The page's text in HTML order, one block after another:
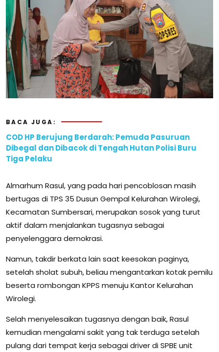
BACA JUGA:
COD HP Berujung Berdarah: Pemuda Pasuruan
Dibegal dan Dibacok di Tengah Hutan Polisi Buru
Tiga Pelaku
Almarhum Rasul, yang pada hari pencoblosan masih
bertugas di TPS 35 Dusun Gempal Kelurahan Wirolegi,
Kecamatan Sumbersari, merupakan sosok yang turut
aktif dalam menjalankan tugasnya sebagai
penyelenggara demokrasi.
Namun, takdir berkata lain saat keesokan paginya,
setelah sholat subuh, beliau mengantarkan kotak pemilu
beserta rombongan KPPS menuju Kantor Kelurahan
Wirolegi.
Selah menyelesaikan tugasnya dengan baik, Rasul
kemudian mengalami sakit yang tak terduga setelah
pulang dari tempat kerja sebagai driver di SPBE unit